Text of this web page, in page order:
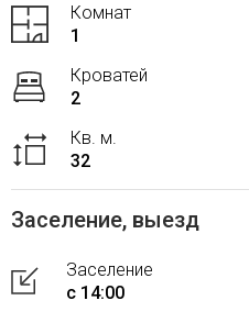
Комнат
1
Кроватей
2
Кв. м.
32
Заселение, выезд
Заселение
с 14:00